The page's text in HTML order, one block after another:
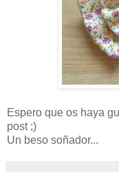
Espero que os haya
post ;)
Un beso soñador...